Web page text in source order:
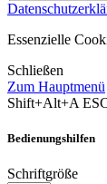
Essenzielle
Schließen
Zum Hauptmenü
Shift+Alt+A
Bedienungshilfen
Schriftgröße